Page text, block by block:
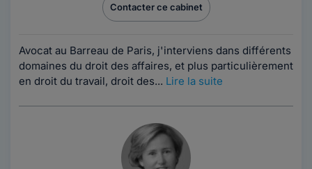
Contacter ce cabinet
Avocat au Barreau de Paris, j'interviens dans différents
domaines du droit des affaires, et plus particulièrement
en droit du travail, droit des... Lire la suite